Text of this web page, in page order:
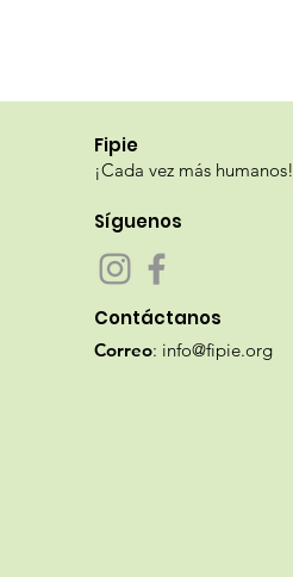
Fipie
¡Cada vez más humanos!
Síguenos
Contáctanos
Correo: info@fipie.org